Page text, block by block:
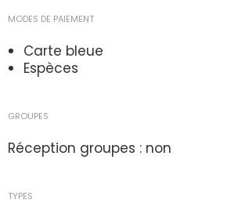
MODES DE PAIEMENT
Carte bleue
Espèces
GROUPES
Réception groupes : non
TYPES